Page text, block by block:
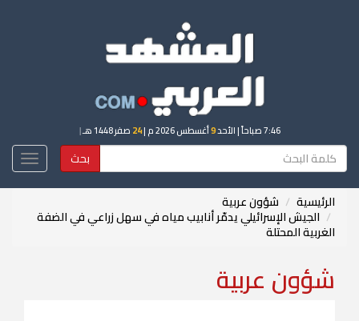
7:46 صباحاً | الأحد9أغسطس 2026 م | 24 صفر 1448 هـ |
بحث
الرئيسية شؤون عربية
الجيش الإسرائيلي يدمّر أنابيب مياه في سهل زراعي في الضفة
الغربية المحتلة
شؤون عربية